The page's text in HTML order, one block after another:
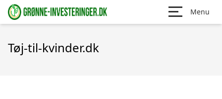
Menu
Tøj-til-kvinder.dk